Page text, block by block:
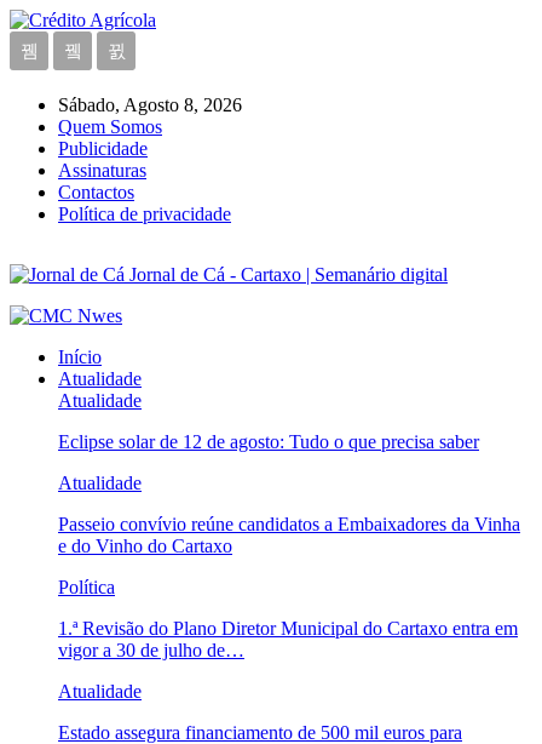
Sábado, Agosto 8, 2026
Quem Somos
Publicidade
Assinaturas
Contactos
Política de privacidade
Jornal de Cá - Cartaxo | Semanário digital
Início
Atualidade
Atualidade
Eclipse solar de 12 de agosto: Tudo o que precisa saber
Atualidade
Passeio convívio reúne candidatos a Embaixadores da Vinha
e do Vinho do Cartaxo
Política
1.ª Revisão do Plano Diretor Municipal do Cartaxo entra em
vigor a 30 de julho de…
Atualidade
Estado assegura financiamento de 500 mil euros para